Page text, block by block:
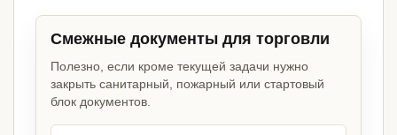
Смежные документы для торговли
Полезно, если кроме текущей задачи нужно
закрыть санитарный, пожарный или стартовый
блок документов.